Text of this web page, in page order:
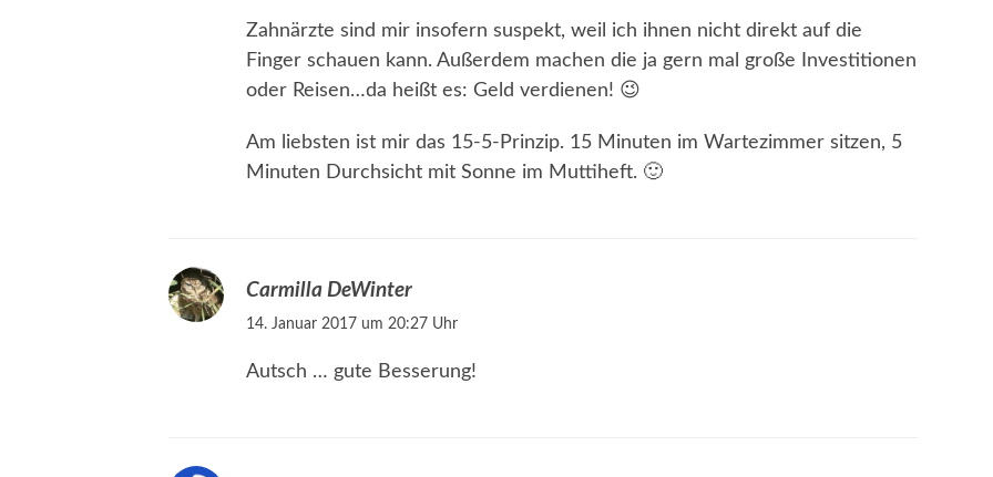
Zahnärzte sind mir insofern suspekt, weil ich ihnen nicht direkt auf die
Finger schauen kann. Außerdem machen die ja gern mal große Investitionen
oder Reisen…da heißt es: Geld verdienen! 😉
Am liebsten ist mir das 15-5-Prinzip. 15 Minuten im Wartezimmer sitzen, 5
Minuten Durchsicht mit Sonne im Muttiheft. 🙂
Carmilla DeWinter
14. Januar 2017 um 20:27 Uhr
Autsch … gute Besserung!